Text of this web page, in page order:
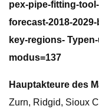
pex-pipe-fitting-
forecast-2018-
key-regions-
modus=137
Hauptakteure des
Zurn, Ridgid, Sioux